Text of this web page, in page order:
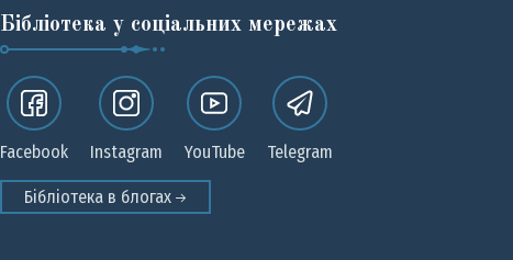
Бібліотека у соціальних мережах
Facebook Instagram YouTube Telegram
Бібліотека в блогах